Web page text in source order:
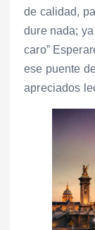
de calidad,
dure nada;
caro”
ese puente
apreciados